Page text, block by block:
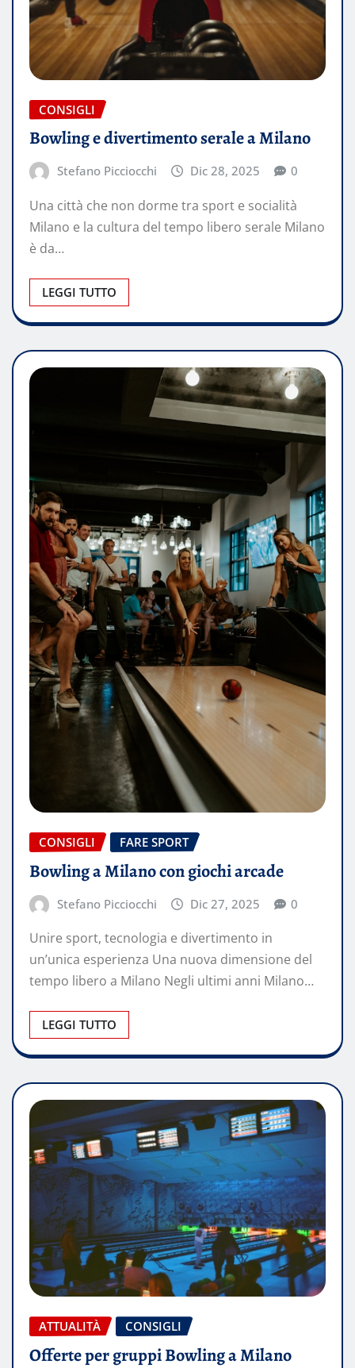
CONSIGLI
Bowling e divertimento serale a Milano
Stefano Picciocchi Dic 28, 2025 0
Una città che non dorme tra sport e socialità
Milano e la cultura del tempo libero serale Milano
è da…
LEGGI TUTTO
CONSIGLI FARE SPORT
Bowling a Milano con giochi arcade
Stefano Picciocchi Dic 27, 2025 0
Unire sport, tecnologia e divertimento in
un’unica esperienza Una nuova dimensione del
tempo libero a Milano Negli ultimi anni Milano…
LEGGI TUTTO
ATTUALITÀ CONSIGLI
Offerte per gruppi Bowling a Milano